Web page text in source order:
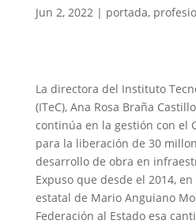
Jun 2, 2022| portada,
La directora del Instituto
(ITeC), Ana Rosa Braña
continúa en la gestión con el
para la liberación de 30
desarrollo de obra en
Expuso que desde el 2014,
estatal de Mario Anguiano
Federación al Estado esa